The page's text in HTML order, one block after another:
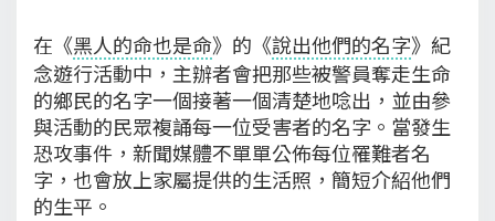
在《黑人的命也是命》的《說出他們的名字》紀
念遊行活動中，主辦者會把那些被警員奪走生命
的鄉民的名字一個接著一個清楚地唸出，並由參
與活動的民眾複誦每一位受害者的名字。當發生
恐攻事件，新聞媒體不單單公佈每位罹難者名
字，也會放上家屬提供的生活照，簡短介紹他們
的生平。